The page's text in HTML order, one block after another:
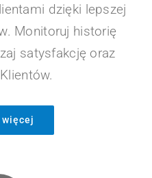
dzięki lepszej
Monitoruj historię
satysfakcję oraz
więcej